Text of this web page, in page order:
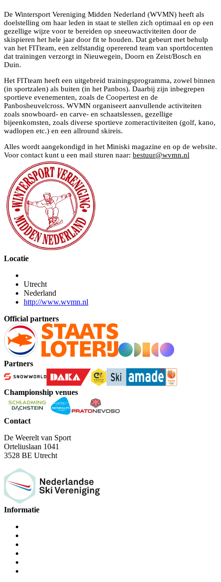
De Wintersport Vereniging Midden Nederland (WVMN) heeft als
doelstelling om haar leden in staat te stellen zich optimaal en op een
gezellige wijze voor te bereiden op sneeuwactiviteiten door de
skispieren het hele jaar door fit te houden. Dat gebeurt met behulp
van het FITteam, een zelfstandig opererend team van sportdocenten
dat trainingen verzorgt in Nieuwegein, Doorn en Zeist/Bosch en
Duin.
Het FITteam heeft een uitgebreid trainingsprogramma, zowel binnen
(in sportzalen) als buiten (in het Panbos). Daarbij zijn inbegrepen
sportieve evenementen, zoals de Coopertest en de
Panbosheuvelcross. WVMN organiseert aanvullende activiteiten
zoals snowboard- en carve- en schaatslessen, gezellige
bijeenkomsten, zoals diverse sportieve zomeractiviteiten (golf, kano,
wadlopen etc.) en een allround skireis.
Alles wordt aangekondigd in het Miniski magazine en op de website.
Voor contact kunt u een mail sturen naar: bestuur@wvmn.nl
Locatie
Utrecht
Nederland
http://www.wvmn.nl
Official partners
Partners
Championship venues
Contact
De Weerelt van Sport
Orteliuslaan 1041
3528 BE Utrecht
Informatie